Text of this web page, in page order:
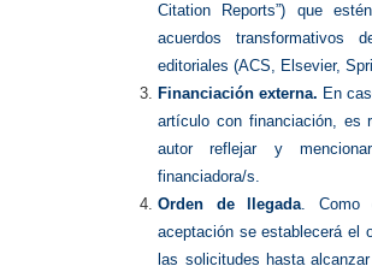
Citation Reports”) que
acuerdos transformativos
editoriales (ACS, Elsevier,
Financiación externa. En
artículo con financiación, es
autor reflejar y
financiadora/s.
Orden de llegada. Como
aceptación se establecerá el
las solicitudes hasta